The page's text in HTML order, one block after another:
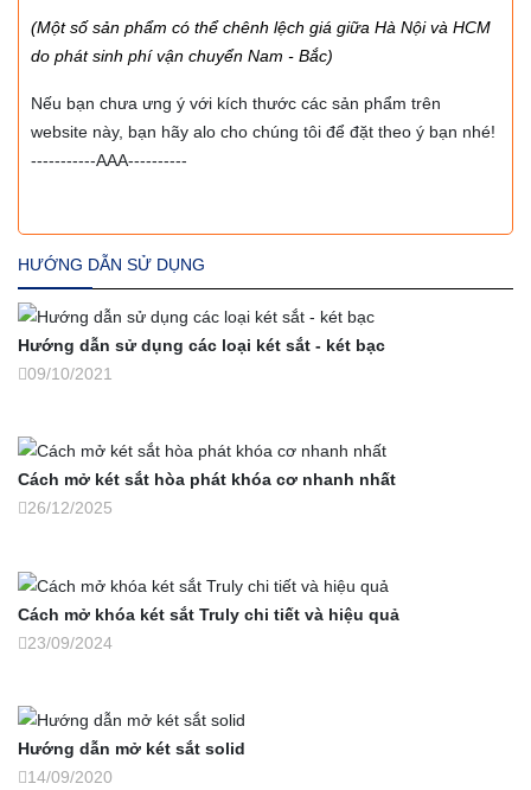
(Một số sản phẩm có thể chênh lệch giá giữa Hà Nội và HCM
do phát sinh phí vận chuyển Nam - Bắc)
Nếu bạn chưa ưng ý với kích thước các sản phẩm trên
website này, bạn hãy alo cho chúng tôi để đặt theo ý bạn nhé!
-----------AAA----------
HƯỚNG DẪN SỬ DỤNG
Hướng dẫn sử dụng các loại két sắt - két bạc
09/10/2021
Cách mở két sắt hòa phát khóa cơ nhanh nhất
26/12/2025
Cách mở khóa két sắt Truly chi tiết và hiệu quả
23/09/2024
Hướng dẫn mở két sắt solid
14/09/2020